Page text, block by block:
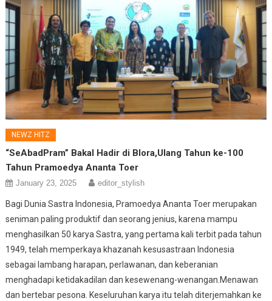
NEWZ HITZ
“SeAbadPram” Bakal Hadir di Blora,Ulang Tahun ke-100
Tahun Pramoedya Ananta Toer
January 23, 2025 editor_stylish
Bagi Dunia Sastra Indonesia, Pramoedya Ananta Toer merupakan
seniman paling produktif dan seorang jenius, karena mampu
menghasilkan 50 karya Sastra, yang pertama kali terbit pada tahun
1949, telah memperkaya khazanah kesusastraan Indonesia
sebagai lambang harapan, perlawanan, dan keberanian
menghadapi ketidakadilan dan kesewenang-wenangan.Menawan
dan bertebar pesona. Keseluruhan karya itu telah diterjemahkan ke